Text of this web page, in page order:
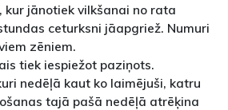
jānotiek vilkšanai no rata
ceturksni jāapgriež. Numuri
zēniem.
tiek iespiežot paziņots.
nedēļā kaut ko laimējuši, katru
tajā pašā nedēļā atrēķina